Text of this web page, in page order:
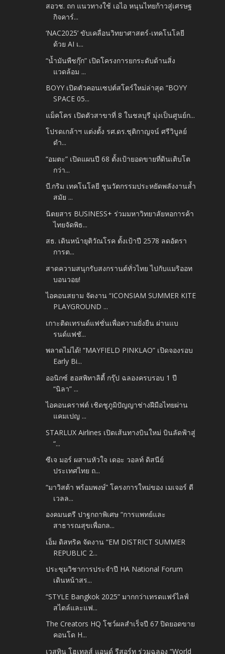
สอวช. ถก แนวทางใช้ เอไอ หนุนไทยก้าวสู่เศรษฐ
กิจคาร์...
‘NAC2025’ ขับเคลื่อนวิทยาศาสตร์-เทคโนโลยี
ด้วย AI เ...
“น้ำมันพืชกุ๊ก” เปิดโครงการยกระดับด้านสิ่ง
แวดล้อม ...
BOYY เปิดตัวคอนเซปต์สโตร์ใหม่ล่าสุด “BOYY
SPACE 05...
แม็คโคร เปิดตัวสาขาที่ 8 ในชลบุรี​ มุ่งเป็นศูนย์ก...
โปรดเกล้าฯ แต่งตั้ง รศ.ดร.ชุติกาญจน์ ศรีวิบูลย์
ดำ...
“อมตะ” เปิดแผนปี 68 ตั้งเป้ายอดขายที่ดินเติบโต
กว่า...
บี.กริม เทคโนโลยี ชูนวัตกรรมประหยัดพลังงานล้ำ
สมัย ...
นิตยสาร BUSINESS+ ร่วมมหาวิทยาลัยหอการค้า
ไทยจัดพิธ...
สธ. เดินหน้ายุติวัณโรค ตั้งเป้าปี 2578 ลดอัตรา
การต...
สาดความสนุกรับสงกรานต์ทั่วไทย ไปกับแมริออท
บอนวอย!
ไอคอนสยาม จัดงาน “ICONSIAM SUMMER KITE
PLAYGROUND ...
เกาะติดเทรนด์แฟชั่นเพื่อความยั่งยืน ผ่านแบ
รนด์แฟชั...
พลาดไม่ได้! “MAYFIELD PINKLAO” เปิดจองรอบ
Early Bi...
ออนิกซ์ ฮอสพิทาลิตี้ กรุ๊ป ฉลองครบรอบ 1 ปี
“นิลา” ...
ไอคอนคราฟต์ เชิดชูภูมิปัญญาช่างฝีมือไทยผ่าน
แคมเปญ ...
STARLUX Airlines เปิดเส้นทางบินใหม่ บินลัดฟ้าสู่
“...
ซีเจ มอร์ ผสานหัวใจ เดอะ วอลท์ ดิสนีย์
ประเทศไทย ถ...
“มาวิสต้า พร้อมพงษ์” โครงการใหม่ของ เมเจอร์ ดี
เวลล...
องคมนตรี ปาฐกถาพิเศษ “การแพทย์และ
สาธารณสุขเพื่อกล...
เอ็ม ดิสทริค จัดงาน “EM DISTRICT SUMMER
REPUBLIC 2...
ประชุมวิชาการประจำปี HA National Forum
เดินหน้าสร...
“STYLE Bangkok 2025” มากกว่าเทรดแฟร์ไลฟ์
สไตล์และแฟ...
The Creators HQ โชว์ผลสำเร็จปี 67 ปิดยอดขาย
คอนโด H...
เวสทิน โฮเทลส์ แอนด์ รีสอร์ท ร่วมฉลอง “World